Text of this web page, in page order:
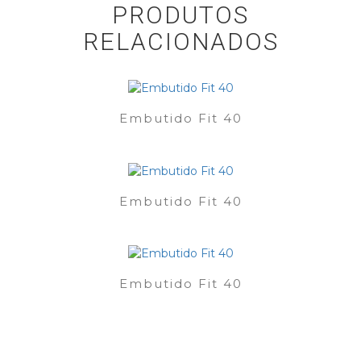
PRODUTOS
RELACIONADOS
Embutido Fit 40
Embutido Fit 40
Embutido Fit 40